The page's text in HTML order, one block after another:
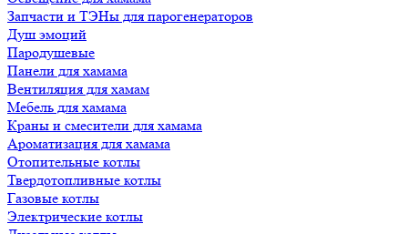
Запчасти и ТЭНы для парогенераторов
Душ эмоций
Пародушевые
Панели для хамама
Вентиляция для хамам
Мебель для хамама
Краны и смесители для хамама
Ароматизация для хамама
Отопительные котлы
Твердотопливные котлы
Газовые котлы
Электрические котлы